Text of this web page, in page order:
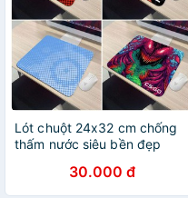
Lót chuột 24x32 cm chống
thấm nước siêu bền đẹp
30.000 đ